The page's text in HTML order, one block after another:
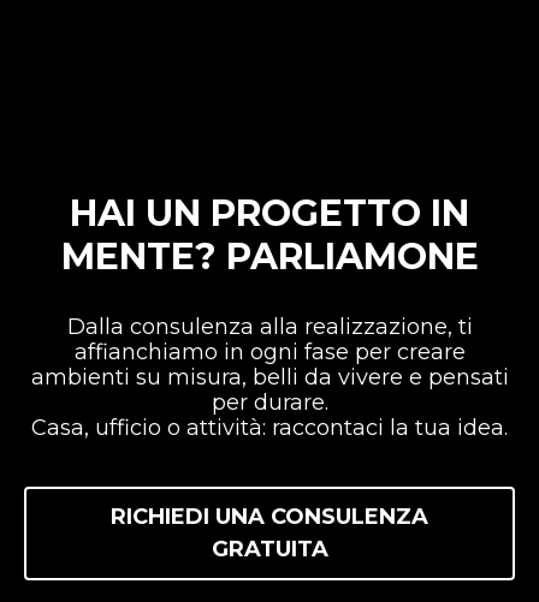
HAI UN PROGETTO IN
MENTE? PARLIAMONE
Dalla consulenza alla realizzazione, ti
affianchiamo in ogni fase per creare
ambienti su misura, belli da vivere e pensati
per durare.
Casa, ufficio o attività: raccontaci la tua idea.
RICHIEDI UNA CONSULENZA
GRATUITA